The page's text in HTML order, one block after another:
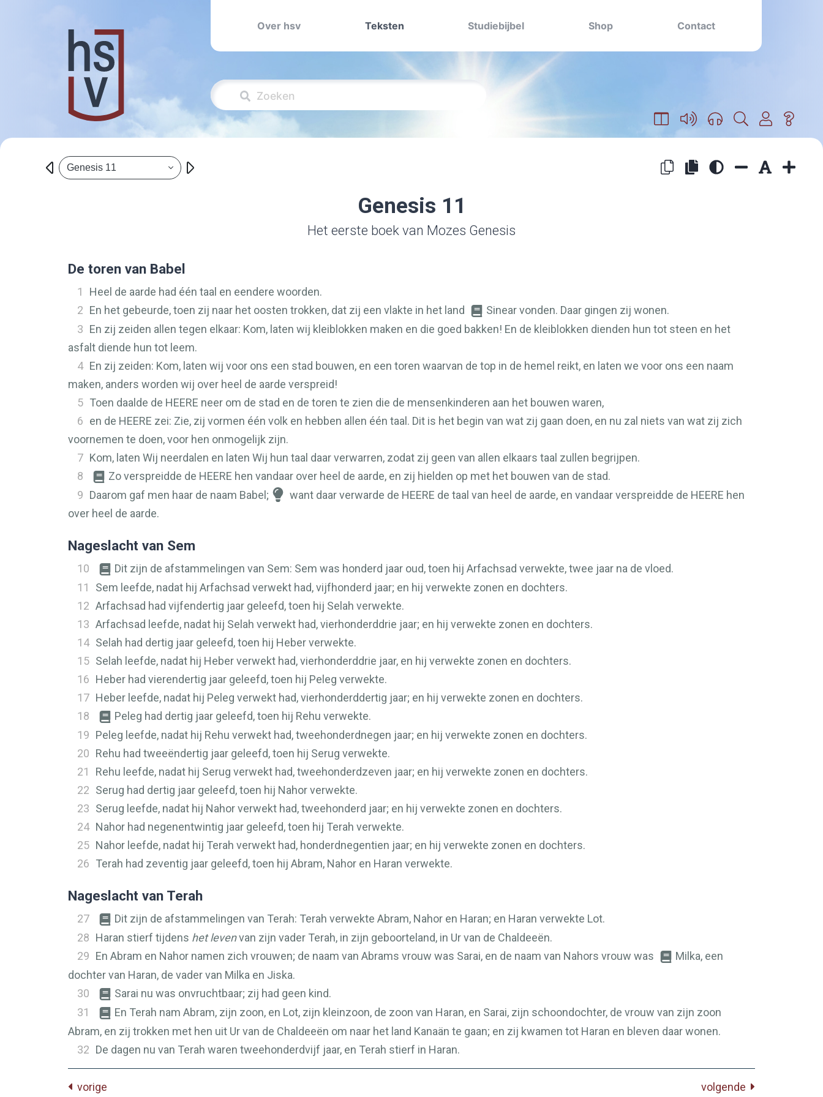
Over hsv Teksten Studiebijbel Shop Contact
Genesis 11
Genesis 11
Het eerste boek van Mozes Genesis
De toren van Babel
1
Heel de aarde had één taal en eendere woorden.
2 En het gebeurde, toen zij naar het oosten trokken, dat zij een vlakte in het land
Sinear vonden. Daar gingen zij wonen.
3 En zij zeiden allen tegen elkaar: Kom, laten wij kleiblokken maken en die goed bakken! En de kleiblokken dienden hun tot steen en het
asfalt diende hun tot leem.
4 En zij zeiden: Kom, laten wij voor ons een stad bouwen, en een toren waarvan de top in de hemel reikt, en laten we voor ons een naam
maken, anders worden wij over heel de aarde verspreid!
5 Toen daalde de HEERE neer om de stad en de toren te zien die de mensenkinderen aan het bouwen waren,
6 en de HEERE zei: Zie, zij vormen één volk en hebben allen één taal. Dit is het begin van wat zij gaan doen, en nu zal niets van wat zij zich
voornemen te doen, voor hen onmogelijk zijn.
7 Kom, laten Wij neerdalen en laten Wij hun taal daar verwarren, zodat zij geen van allen elkaars taal zullen begrijpen.
8
Zo verspreidde de HEERE hen vandaar over heel de aarde, en zij hielden op met het bouwen van de stad.
9 Daarom gaf men haar de naam Babel; want daar verwarde de HEERE de taal van heel de aarde, en vandaar verspreidde de HEERE hen
over heel de aarde.
Nageslacht van Sem
10
Dit zijn de afstammelingen van Sem: Sem was honderd jaar oud, toen hij Arfachsad verwekte, twee jaar na de vloed.
11
Sem leefde, nadat hij Arfachsad verwekt had, vijfhonderd jaar; en hij verwekte zonen en dochters.
12 Arfachsad had vijfendertig jaar geleefd, toen hij Selah verwekte.
13 Arfachsad leefde, nadat hij Selah verwekt had, vierhonderddrie jaar; en hij verwekte zonen en dochters.
14 Selah had dertig jaar geleefd, toen hij Heber verwekte.
15 Selah leefde, nadat hij Heber verwekt had, vierhonderddrie jaar, en hij verwekte zonen en dochters.
16 Heber had vierendertig jaar geleefd, toen hij Peleg verwekte.
17 Heber leefde, nadat hij Peleg verwekt had, vierhonderddertig jaar; en hij verwekte zonen en dochters.
18
Peleg had dertig jaar geleefd, toen hij Rehu verwekte.
19 Peleg leefde, nadat hij Rehu verwekt had, tweehonderdnegen jaar; en hij verwekte zonen en dochters.
20 Rehu had tweeëndertig jaar geleefd, toen hij Serug verwekte.
21
Rehu leefde, nadat hij Serug verwekt had, tweehonderdzeven jaar; en hij verwekte zonen en dochters.
22 Serug had dertig jaar geleefd, toen hij Nahor verwekte.
23 Serug leefde, nadat hij Nahor verwekt had, tweehonderd jaar; en hij verwekte zonen en dochters.
24 Nahor had negenentwintig jaar geleefd, toen hij Terah verwekte.
25 Nahor leefde, nadat hij Terah verwekt had, honderdnegentien jaar; en hij verwekte zonen en dochters.
26 Terah had zeventig jaar geleefd, toen hij Abram, Nahor en Haran verwekte.
Nageslacht van Terah
27
Dit zijn de afstammelingen van Terah: Terah verwekte Abram, Nahor en Haran; en Haran verwekte Lot.
28 Haran stierf tijdens het levenvan zijn vader Terah, in zijn geboorteland, in Ur van de Chaldeeën.
29 En Abram en Nahor namen zich vrouwen; de naam van Abrams vrouw was Sarai, en de naam van Nahors vrouw was
Milka, een
dochter van Haran, de vader van Milka en Jiska.
30
Sarai nu was onvruchtbaar; zij had geen kind.
31
En Terah nam Abram, zijn zoon, en Lot, zijn kleinzoon, de zoon van Haran, en Sarai, zijn schoondochter, de vrouw van zijn zoon
Abram, en zij trokken met hen uit Ur van de Chaldeeën om naar het land Kanaän te gaan; en zij kwamen tot Haran en bleven daar wonen.
32 De dagen nu van Terah waren tweehonderdvijf jaar, en Terah stierf in Haran.
vorige volgende